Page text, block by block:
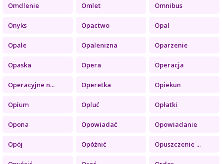
Omdlenie Omlet Omnibus
Onyks Opactwo Opal
Opale Opalenizna Oparzenie
Opaska Opera Operacja
Operacyjne n... Operetka Opiekun
Opium Opluć Opłatki
Opona Opowiadać Opowiadanie
Opój Opóźnić Opuszczenie ...